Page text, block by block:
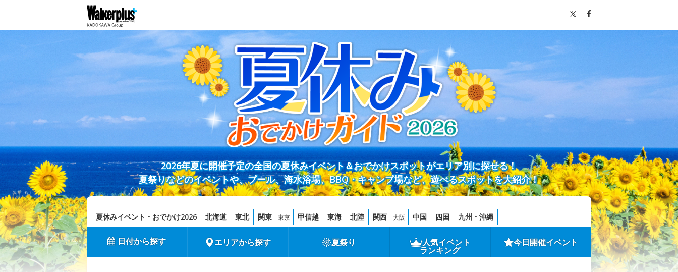
2026年夏に開催予定の全国の夏休みイベント＆おでかけスポットがエリア別に探せる！
夏祭りなどのイベントや、プール、海水浴場、BBQ・キャンプ場など、遊べるスポットを大紹介！
夏休みイベント・おでかけ2026 北海道 東北 関東 東京 甲信越 東海 北陸 関西 大阪 中国 四国 九州・沖縄
日付から探す エリアから探す 夏祭り 人気イベント
ランキング
今日開催イベント